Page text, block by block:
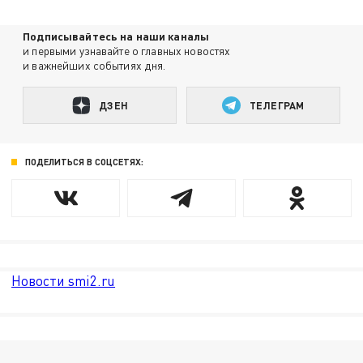
Подписывайтесь на наши каналы
и первыми узнавайте о главных новостях
и важнейших событиях дня.
ДЗЕН ТЕЛЕГРАМ
ПОДЕЛИТЬСЯ В СОЦСЕТЯХ:
Новости smi2.ru